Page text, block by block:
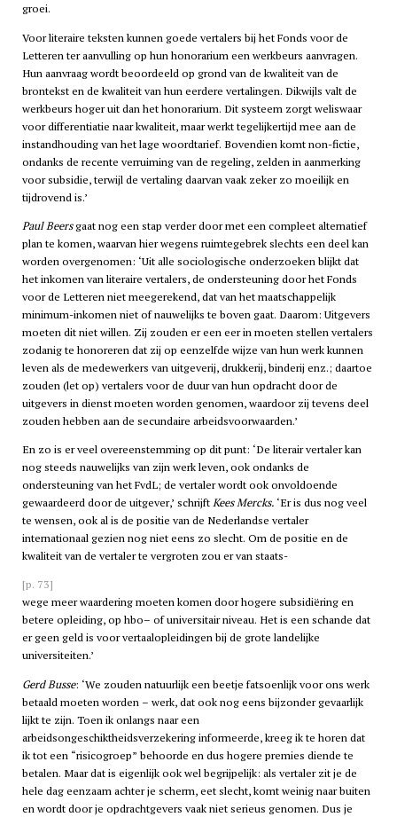
groei.
Voor literaire teksten kunnen goede vertalers bij het Fonds voor de
Letteren ter aanvulling op hun honorarium een werkbeurs aanvragen.
Hun aanvraag wordt beoordeeld op grond van de kwaliteit van de
brontekst en de kwaliteit van hun eerdere vertalingen. Dikwijls valt de
werkbeurs hoger uit dan het honorarium. Dit systeem zorgt weliswaar
voor differentiatie naar kwaliteit, maar werkt tegelijkertijd mee aan de
instandhouding van het lage woordtarief. Bovendien komt non-fictie,
ondanks de recente verruiming van de regeling, zelden in aanmerking
voor subsidie, terwijl de vertaling daarvan vaak zeker zo moeilijk en
tijdrovend is.’
Paul Beersgaat nog een stap verder door met een compleet alternatief
plan te komen, waarvan hier wegens ruimtegebrek slechts een deel kan
worden overgenomen: ‘Uit alle sociologische onderzoeken blijkt dat
het inkomen van literaire vertalers, de ondersteuning door het Fonds
voor de Letteren niet meegerekend, dat van het maatschappelijk
minimum-inkomen niet of nauwelijks te boven gaat. Daarom: Uitgevers
moeten dit niet willen. Zij zouden er een eer in moeten stellen vertalers
zodanig te honoreren dat zij op eenzelfde wijze van hun werk kunnen
leven als de medewerkers van uitgeverij, drukkerij, binderij enz.; daartoe
zouden (let op) vertalers voor de duur van hun opdracht door de
uitgevers in dienst moeten worden genomen, waardoor zij tevens deel
zouden hebben aan de secundaire arbeidsvoorwaarden.’
En zo is er veel overeenstemming op dit punt: ‘De literair vertaler kan
nog steeds nauwelijks van zijn werk leven, ook ondanks de
ondersteuning van het FvdL; de vertaler wordt ook onvoldoende
gewaardeerd door de uitgever,’ schrijftKees Mercks.‘Er is dus nog veel
te wensen, ook al is de positie van de Nederlandse vertaler
internationaal gezien nog niet eens zo slecht. Om de positie en de
kwaliteit van de vertaler te vergroten zou er van staats-
[p. 73]
wege meer waardering moeten komen door hogere subsidiëring en
betere opleiding, op hbo– of universitair niveau. Het is een schande dat
er geen geld is voor vertaalopleidingen bij de grote landelijke
universiteiten.’
Gerd Busse: ‘We zouden natuurlijk een beetje fatsoenlijk voor ons werk
betaald moeten worden – werk, dat ook nog eens bijzonder gevaarlijk
lijkt te zijn. Toen ik onlangs naar een
arbeidsongeschiktheidsverzekering informeerde, kreeg ik te horen dat
ik tot een “risicogroep” behoorde en dus hogere premies diende te
betalen. Maar dat is eigenlijk ook wel begrijpelijk: als vertaler zit je de
hele dag eenzaam achter je scherm, eet slecht, komt weinig naar buiten
en wordt door je opdrachtgevers vaak niet serieus genomen. Dus je